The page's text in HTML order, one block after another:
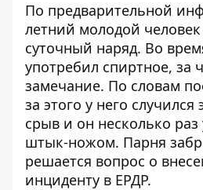
По предварительной
летний молодой человек
суточный наряд. Во
употребил спиртное, за
замечание. По словам
за этого у него
срыв и он несколько раз
штык-ножом. Парня
решается вопрос о
инциденту в ЕРДР.